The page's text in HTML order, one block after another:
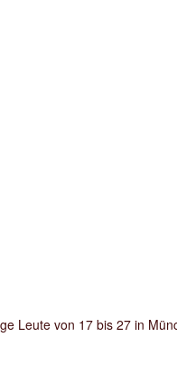
Leute von 17 bis 27 in